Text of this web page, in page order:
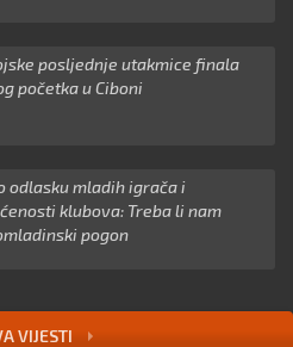
posljednje utakmice finala
početka u Ciboni
odlasku mladih igrača i
klubova: Treba li nam
pogon
VIJESTI